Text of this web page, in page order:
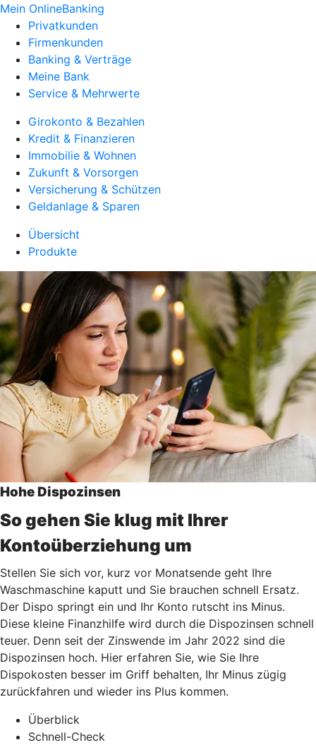
Mein OnlineBanking
Privatkunden
Firmenkunden
Banking & Verträge
Meine Bank
Service & Mehrwerte
Girokonto & Bezahlen
Kredit & Finanzieren
Immobilie & Wohnen
Zukunft & Vorsorgen
Versicherung & Schützen
Geldanlage & Sparen
Übersicht
Produkte
Hohe Dispozinsen
So gehen Sie klug mit Ihrer
Kontoüberziehung um
Stellen Sie sich vor, kurz vor Monatsende geht Ihre
Waschmaschine kaputt und Sie brauchen schnell Ersatz.
Der Dispo springt ein und Ihr Konto rutscht ins Minus.
Diese kleine Finanzhilfe wird durch die Dispozinsen schnell
teuer. Denn seit der Zinswende im Jahr 2022 sind die
Dispozinsen hoch. Hier erfahren Sie, wie Sie Ihre
Dispokosten besser im Griff behalten, Ihr Minus zügig
zurückfahren und wieder ins Plus kommen.
Überblick
Schnell-Check